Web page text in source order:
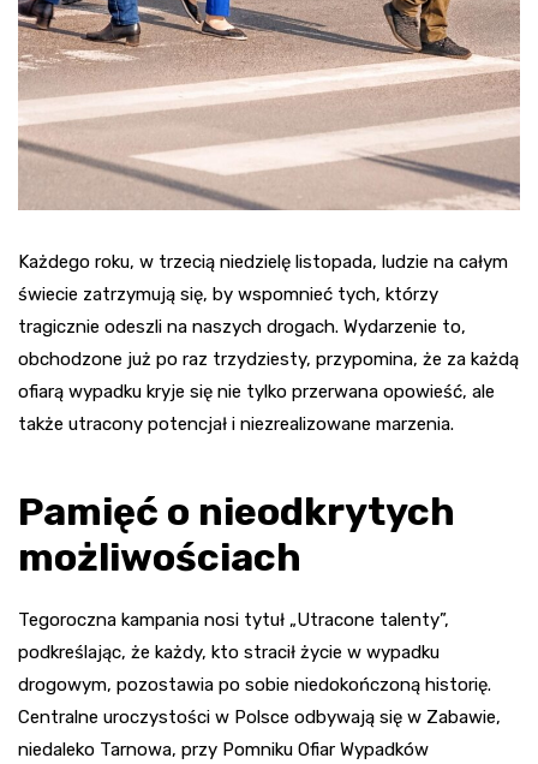
Każdego roku, w trzecią niedzielę listopada, ludzie na całym
świecie zatrzymują się, by wspomnieć tych, którzy
tragicznie odeszli na naszych drogach. Wydarzenie to,
obchodzone już po raz trzydziesty, przypomina, że za każdą
ofiarą wypadku kryje się nie tylko przerwana opowieść, ale
także utracony potencjał i niezrealizowane marzenia.
Pamięć o nieodkrytych
możliwościach
Tegoroczna kampania nosi tytuł „Utracone talenty”,
podkreślając, że każdy, kto stracił życie w wypadku
drogowym, pozostawia po sobie niedokończoną historię.
Centralne uroczystości w Polsce odbywają się w Zabawie,
niedaleko Tarnowa, przy Pomniku Ofiar Wypadków